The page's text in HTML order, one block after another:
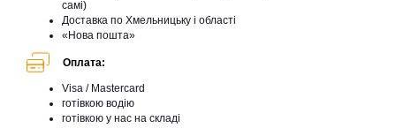
самі)
Доставка по Хмельницьку і області
«Нова пошта»
Оплата:
Visa / Mastercard
готівкою водію
готівкою у нас на складі